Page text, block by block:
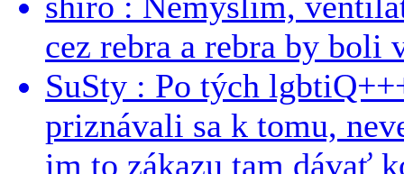
cez rebra a rebra by boli
SuSty : Po tých
priznávali sa k tomu,
im to zákazu tam dávať